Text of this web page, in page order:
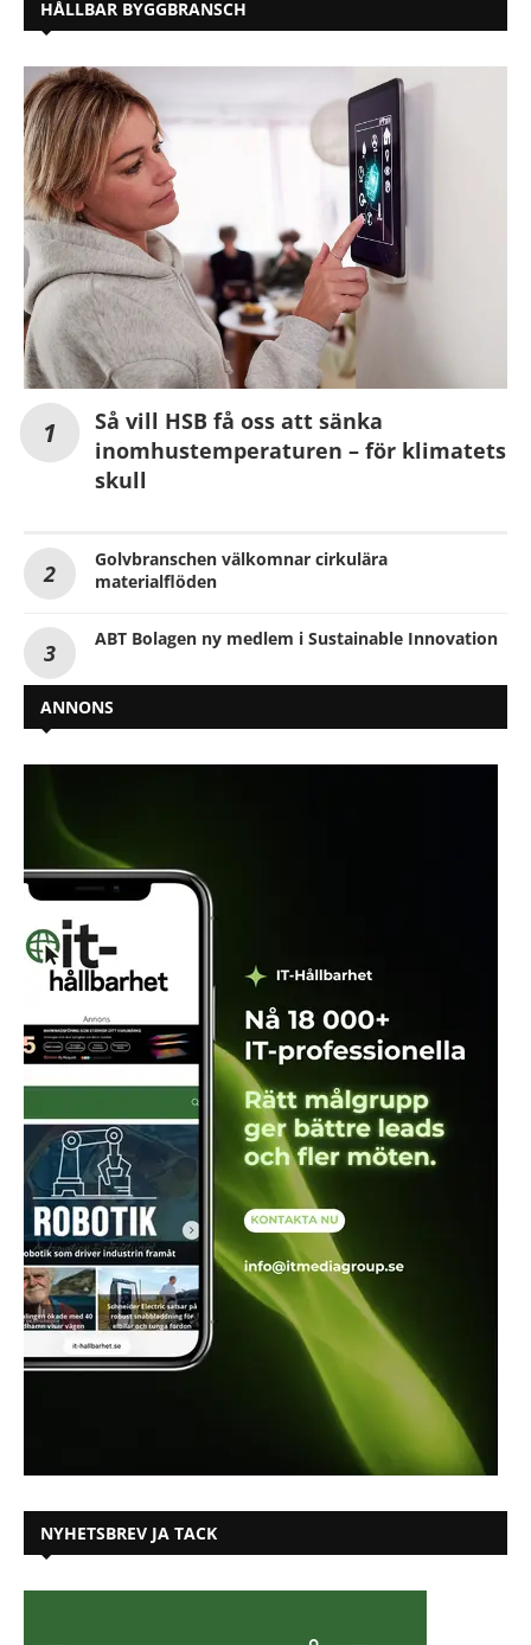
HÅLLBAR BYGGBRANSCH
Så vill HSB få oss att sänka
inomhustemperaturen – för klimatets
skull
Golvbranschen välkomnar cirkulära
materialflöden
ABT Bolagen ny medlem i Sustainable Innovation
ANNONS
NYHETSBREV JA TACK